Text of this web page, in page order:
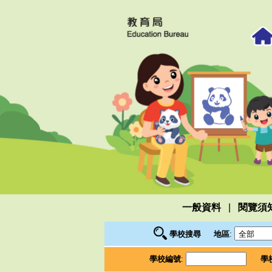
一般資料 閱覽須
學校搜尋 地區:
學校編號: 學